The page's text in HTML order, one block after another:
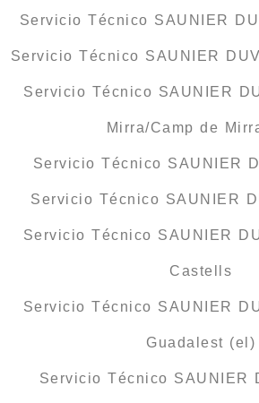
Servicio Técnico SAUNIER
Servicio Técnico SAUNIER
Servicio Técnico SAUNIER
Mirra/Camp de
Servicio Técnico SAUNIER
Servicio Técnico SAUNIER
Servicio Técnico SAUNIER
Castells
Servicio Técnico SAUNIER
Guadalest (el)
Servicio Técnico SAUNIER